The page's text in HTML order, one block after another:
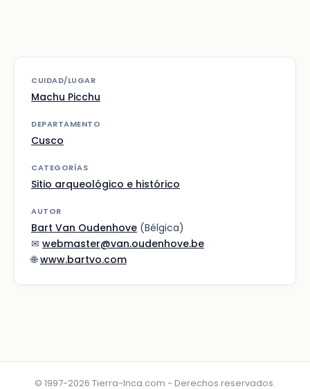
CUIDAD/LUGAR
Machu Picchu
DEPARTAMENTO
Cusco
CATEGORÍAS
Sitio arqueológico e histórico
AUTOR
Bart Van Oudenhove (Bélgica)
✉ webmaster@van.oudenhove.be
🌐www.bartvo.com
© 1997-2026 Tierra-Inca.com - Derechos reservados.